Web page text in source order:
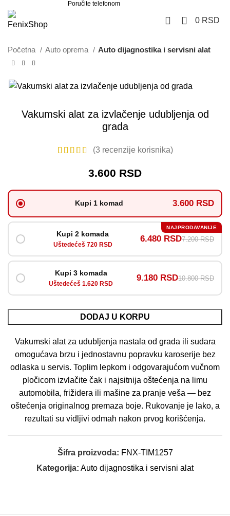
Poručite telefonom
0 0 RSD
Početna Auto oprema Auto dijagnostika i servisni alat
Vakumski alat za izvlačenje udubljenja od
grada
(3 recenzije korisnika)
3.600 RSD
Kupi 1 komad 3.600 RSD
Kupi 2 komada
Uštedećeš 720 RSD
6.480 RSD7.200 RSD
NAJPRODAVANIJE
Kupi 3 komada
Uštedećeš 1.620 RSD
9.180 RSD10.800 RSD
DODAJ U KORPU
Vakumski alat za udubljenja nastala od grada ili sudara
omogućava brzu i jednostavnu popravku karoserije bez
odlaska u servis. Toplim lepkom i odgovarajućom vučnom
pločicom izvlačite čak i najsitnija oštećenja na limu
automobila, frižidera ili mašine za pranje veša — bez
oštećenja originalnog premaza boje. Rukovanje je lako, a
rezultati su vidljivi odmah nakon prvog korišćenja.
Šifra proizvoda: FNX-TIM1257
Kategorija: Auto dijagnostika i servisni alat